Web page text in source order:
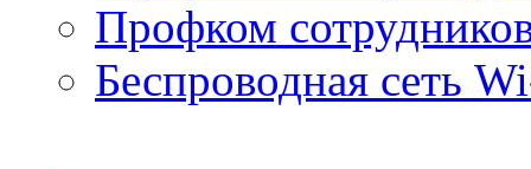
Профком
Беспроводная сеть